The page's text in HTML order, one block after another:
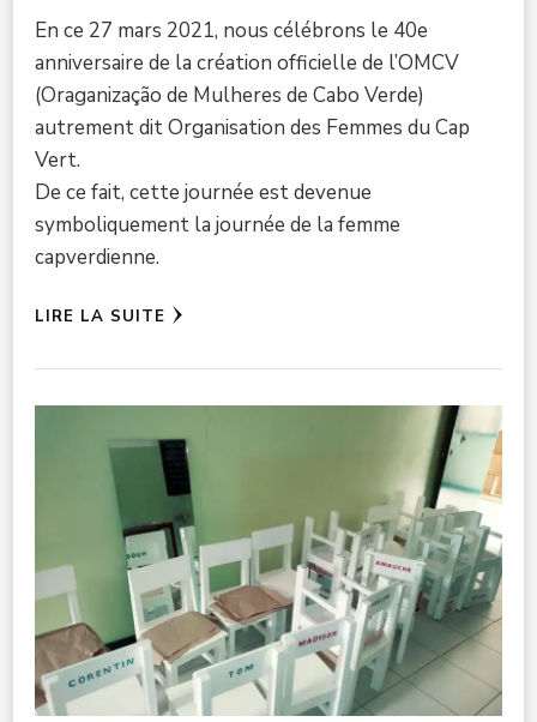
En ce 27 mars 2021, nous célébrons le 40e
anniversaire de la création officielle de l’OMCV
(Oraganização de Mulheres de Cabo Verde)
autrement dit Organisation des Femmes du Cap
Vert.
De ce fait, cette journée est devenue
symboliquement la journée de la femme
capverdienne.
LIRE LA SUITE